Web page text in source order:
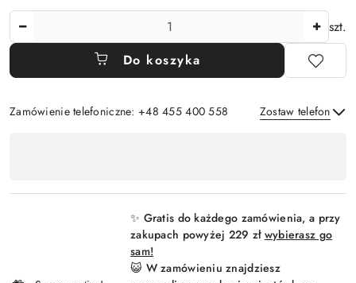
szt.
Do koszyka
Zamówienie telefoniczne: +48 455 400 558 Zostaw telefon
płatność
✨ Gratis do każdego zamówienia, a przy
zakupach powyżej 229 zł wybierasz go
sam!
😺 W zamówieniu znajdziesz